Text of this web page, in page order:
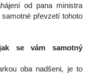
od pana ministra
převzetí tohoto
se vám samotný
oba nadšeni, je to